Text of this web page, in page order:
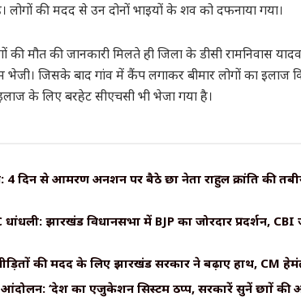
लोगों की मदद से उन दोनों भाइयों के शव को दफनाया गया।
की मौत की जानकारी मिलते ही जिला के डीसी रामनिवास
भेजी। जिसके बाद गांव में कैंप लगाकर बीमार लोगों का इलाज
के लिए बरहेट सीएचसी भी भेजा गया है।
4 दिन से आमरण अनशन पर बैठे छात्र नेता राहुल क्रांति की
धांधली: झारखंड विधानसभा में BJP का जोरदार प्रदर्शन,
की मदद के लिए झारखंड सरकार ने बढ़ाए हाथ, CM
आंदोलन: ‘देश का एजुकेशन सिस्टम ठप्प, सरकारें सुनें छात्रों की